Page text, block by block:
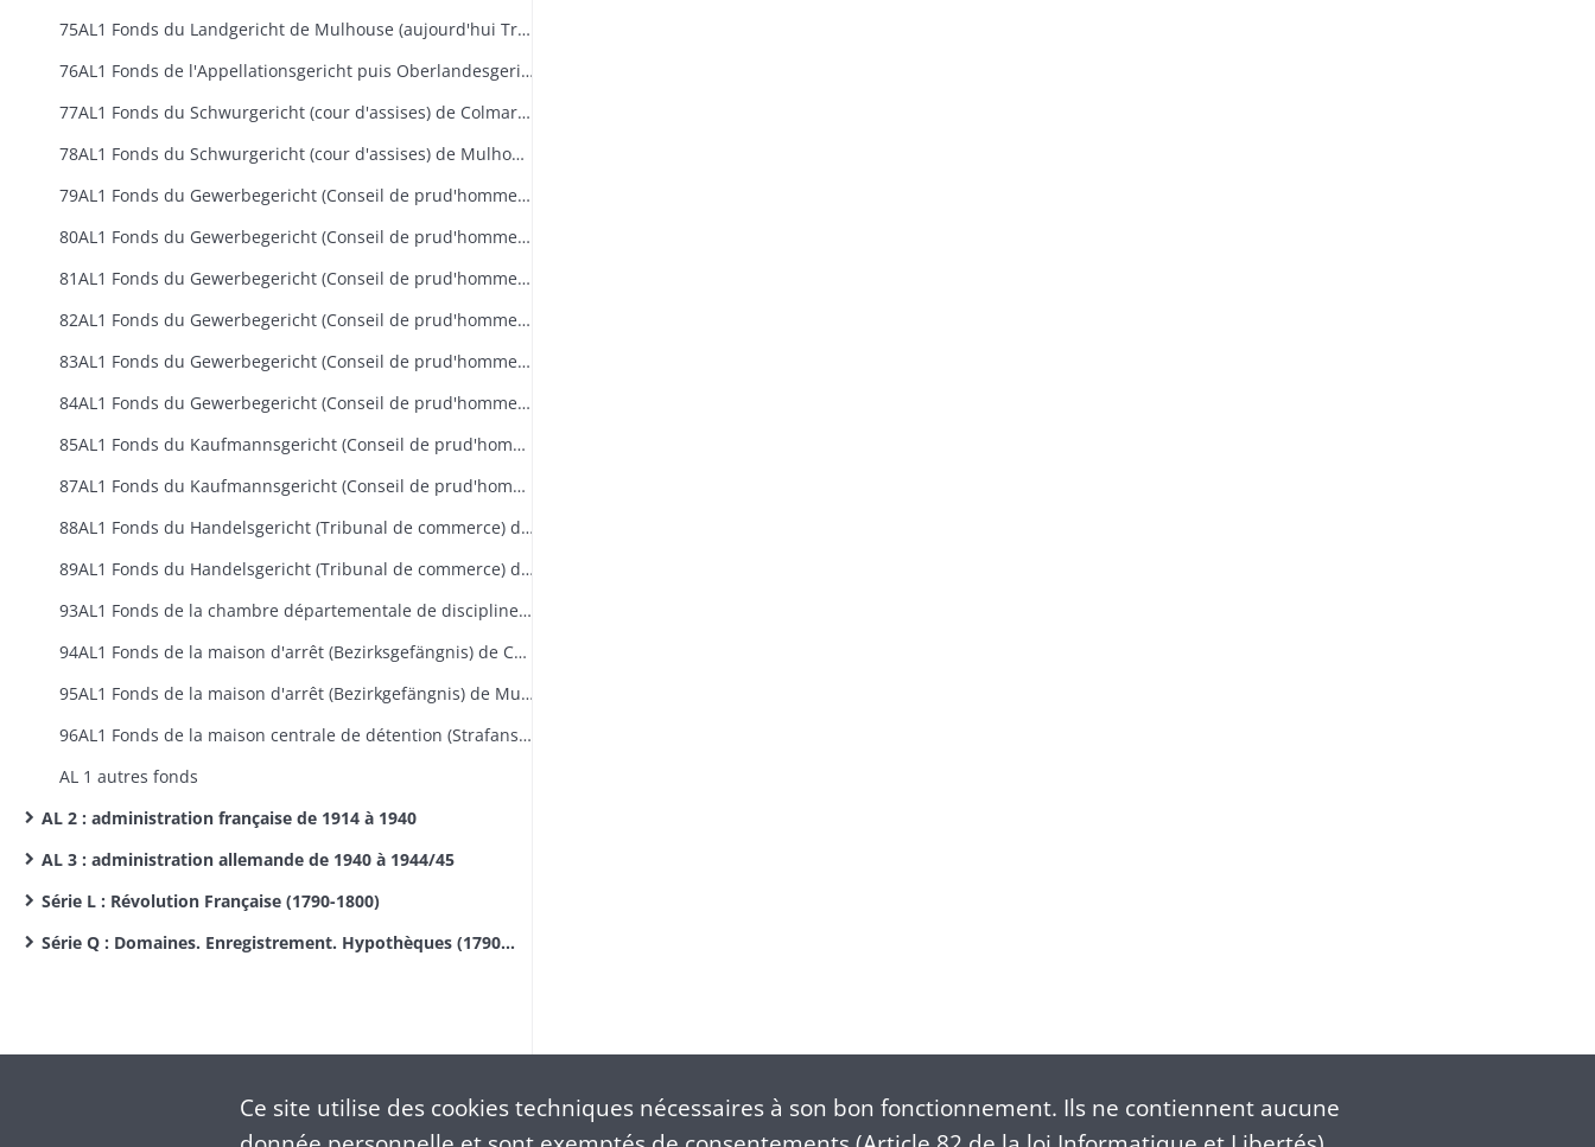
75AL1 Fonds du Landgericht de Mulhouse (aujourd'hui Tribunal de Grande Instance) de 1871 à 1918
76AL1 Fonds de l'Appellationsgericht puis Oberlandesgericht (aujourd'hui cour d'appel) de Colmar 1871-1918
77AL1 Fonds du Schwurgericht (cour d'assises) de Colmar (1871-1918)
78AL1 Fonds du Schwurgericht (cour d'assises) de Mulhouse (1887-1918)
79AL1 Fonds du Gewerbegericht (Conseil de prud'hommes industriel) de Colmar (1874-1918)
80AL1 Fonds du Gewerbegericht (Conseil de prud'hommes industriel) de Guebwiller (1912-1918)
81AL1 Fonds du Gewerbegericht (Conseil de prud'hommes industriel) de Mulhouse (1871-1918)
82AL1 Fonds du Gewerbegericht (Conseil de prud'hommes industriel) de Saint-Louis/Huningue (1914-1918)
83AL1 Fonds du Gewerbegericht (Conseil de prud'hommes industriel) de Sainte-Marie-aux-Mines (1871-1918)
84AL1 Fonds du Gewerbegericht (Conseil de prud'hommes industriel) de Thann (1871-1918)
85AL1 Fonds du Kaufmannsgericht (Conseil de prud'hommes commercial) de Colmar (1904-1918)
87AL1 Fonds du Kaufmannsgericht (Conseil de prud'hommes commercial) de Mulhouse (1904-1918)
88AL1 Fonds du Handelsgericht (Tribunal de commerce) de Colmar (1871-1879)
89AL1 Fonds du Handelsgericht (Tribunal de commerce) de Mulhouse (1871-1879)
93AL1 Fonds de la chambre départementale de discipline (Disziplinarkammer) (1873-1918)
94AL1 Fonds de la maison d'arrêt (Bezirksgefängnis) de Colmar (1870-1918)
95AL1 Fonds de la maison d'arrêt (Bezirkgefängnis) de Mulhouse(1871-1918)
96AL1 Fonds de la maison centrale de détention (Strafanstalt) d'Ensisheim (1870-1918)
AL 1 autres fonds
AL 2 : administration française de 1914 à 1940
AL 3 : administration allemande de 1940 à 1944/45
Série L : Révolution Française (1790-1800)
Série Q : Domaines. Enregistrement. Hypothèques (1790-1899)
Ce site utilise des cookiestechniques nécessaires à son bon fonctionnement. Ils ne contiennent aucune